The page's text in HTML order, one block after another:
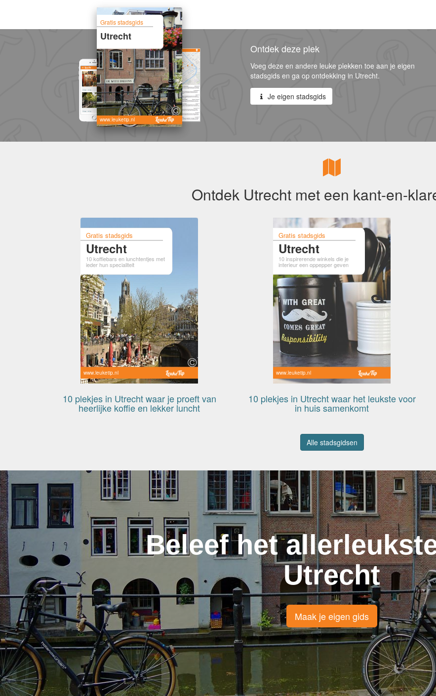
Gratis stadsgids
Utrecht
www.leuketip.nl
Ontdek deze plek
Voeg deze en andere leuke plekken toe aan je eigen
stadsgids en ga op ontdekking in Utrecht.
Je eigen stadsgids
Ontdek Utrecht met een kant-en-
Gratis stadsgids
Utrecht
10 koffiebars en lunchtentjes met
ieder hun specialiteit
www.leuketip.nl
10 plekjes in Utrecht waar je proeft van
heerlijke koffie en lekker luncht
Gratis stadsgids
Utrecht
10 inspirerende winkels die je
interieur een oppepper geven
www.leuketip.nl
10 plekjes in Utrecht waar het leukste voor
in huis samenkomt
Alle stadsgidsen
Beleef het
Utrecht
Maak je eigen gids